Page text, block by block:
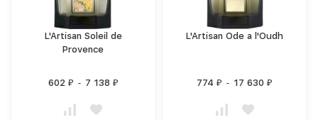
L'Artisan Soleil de
Provence
602 ₽ - 7 138 ₽
L'Artisan Ode a l'Oudh
774₽ - 17 630₽